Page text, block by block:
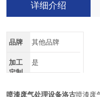
详细介绍
品牌 其他品牌
加工
定制
是
喷漆废气处理设备洛古喷漆废